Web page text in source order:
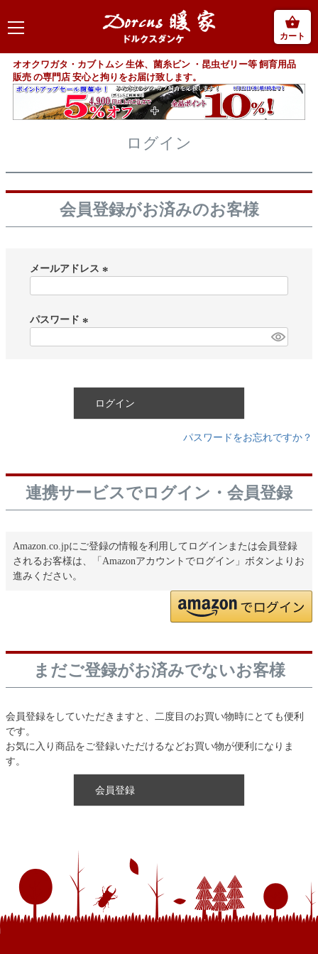
カート
オオクワガタ・カブトムシ 生体、菌糸ビン ・昆虫ゼリー等 飼育用品
販売 の専門店 安心と拘りをお届け致します。
ログイン
会員登録がお済みのお客様
メールアドレス
パスワード
ログイン
パスワードをお忘れですか？
連携サービスでログイン・会員登録
Amazon.co.jpにご登録の情報を利用してログインまたは会員登録
されるお客様は、「Amazonアカウントでログイン」ボタンよりお
進みください。
まだご登録がお済みでないお客様
会員登録をしていただきますと、二度目のお買い物時にとても便利
です。
お気に入り商品をご登録いただけるなどお買い物が便利になりま
す。
会員登録